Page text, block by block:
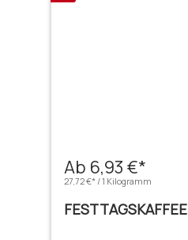
Ab 6,93 €*
27,72 €* / 1 Kilogramm
FESTTAGSKAFFEE